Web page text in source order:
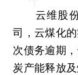
云维股份
司，云煤化
次债务逾期
炭产能释放